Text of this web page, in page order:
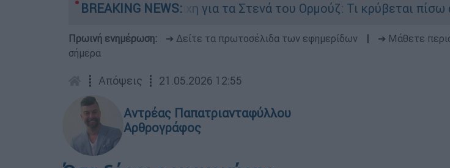
BREAKING NEWS:
Η μάχη για τα Στενά του Ορμούζ: Τι κρύβεται πίσω από τις
Πρωινή ενημέρωση: ➔ Δείτε τα πρωτοσέλιδα των εφημερίδων ➔ Μάθετε
σήμερα
┋ Απόψεις ┋ 21.05.2026 12:55
Αντρέας Παπατριανταφύλλου
Αρθρογράφος